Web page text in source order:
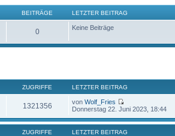
BEITRÄGE LETZTER BEITRAG
0 Keine Beiträge
ZUGRIFFE LETZTER BEITRAG
1321356 vonWolf_Fries
Donnerstag 22. Juni 2023, 18:44
ZUGRIFFE LETZTER BEITRAG